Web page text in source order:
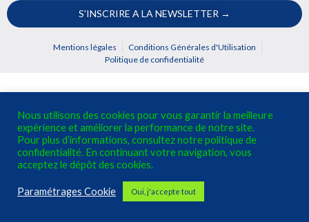
S'INSCRIRE A LA NEWSLETTER →
Mentions légales
Conditions Générales d'Utilisation
Politique de confidentialité
Nous utilisons des cookies pour vous garantir la meilleure
expérience et améliorer la performance de notre site.
Pour plus d’informations, consultez notre politique de
confidentialité. En continuant votre navigation, vous
acceptez le dépôt des cookies.
Paramétrages Cookie Oui, j'accepte tout